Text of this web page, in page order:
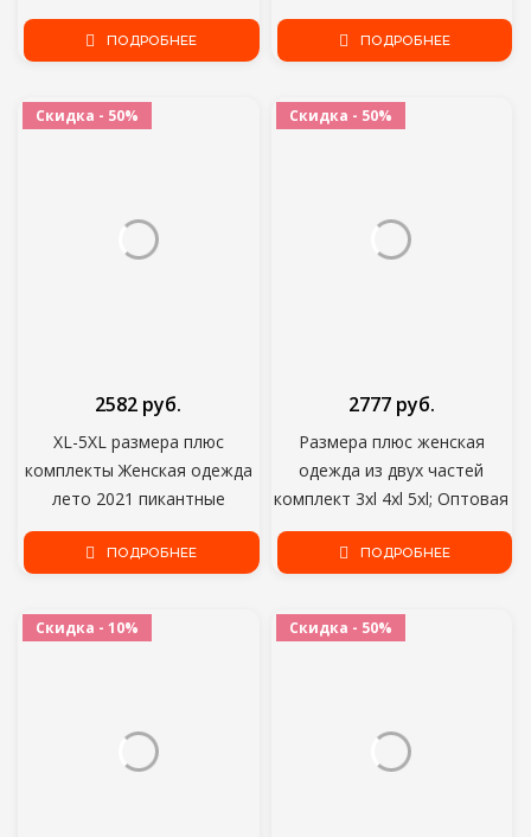
принтом
ПОДРОБНЕЕ
размера, модная футболка с
завязкой и юбка макси,
ПОДРОБНЕЕ
Скидка - 50%
XL-5XL размера плюс
комплекты Женская одежда
лето 2021 пикантные
«вареный» без рукавов Топ и
длинная юбка два 1 предмет
костюм, оптовая продажа
2582 руб.
ПОДРОБНЕЕ
Скидка - 50%
Размера плюс женская
одежда из двух частей
комплект 3xl 4xl 5xl; Оптовая
продажа; Прямая поставка; С
леопардовым принтом;
спортивный костюм летние
шорты
2777 руб.
ПОДРОБНЕЕ
Скидка - 10% Скидка - 50%